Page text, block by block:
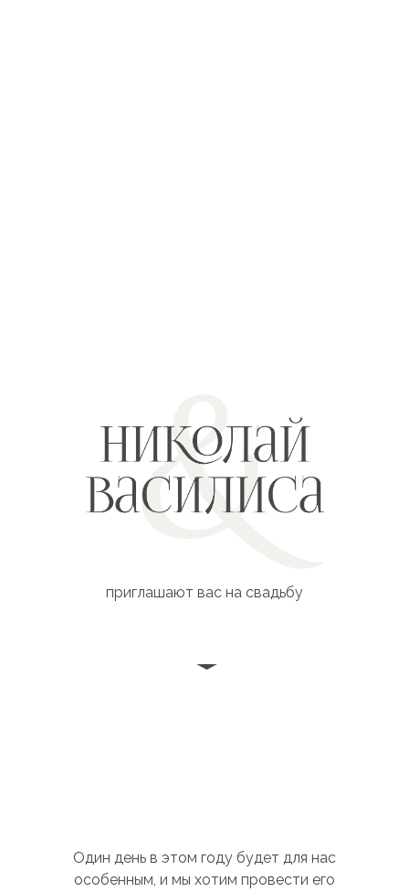
приглашают вас на свадьбу
Один день в этом году будет для нас
особенным, и мы хотим провести его